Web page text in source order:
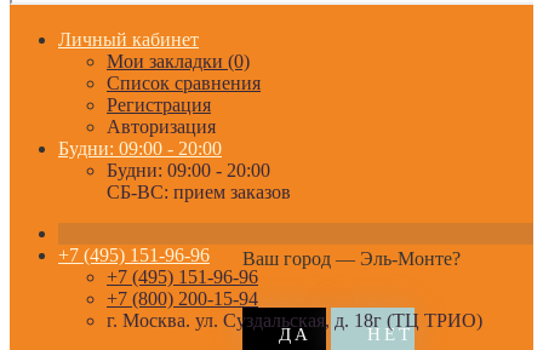
Личный кабинет
Мои закладки (0)
Список сравнения
Регистрация
Авторизация
Будни: 09:00 - 20:00
Будни: 09:00 - 20:00
СБ-ВС: прием заказов
Ваш город — Эль-Монте?
+7 (495) 151-96-96
+7 (495) 151-96-96
+7 (800) 200-15-94
г. Москва. ул. Суздальская, д. 18г (ТЦ ТРИО)